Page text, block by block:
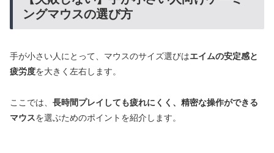
ングマウスの選び方
手が小さい人にとって、マウスのサイズ選びはエイムの安定感と
疲労度を大きく左右します。
ここでは、 長時間プレイしても疲れにくく、精密な操作ができる
マウスを選ぶためのポイントを紹介します。